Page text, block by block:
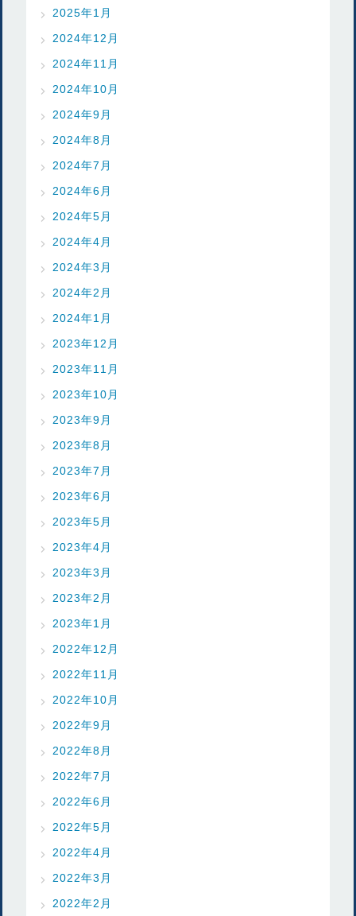
2025年1月
2024年12月
2024年11月
2024年10月
2024年9月
2024年8月
2024年7月
2024年6月
2024年5月
2024年4月
2024年3月
2024年2月
2024年1月
2023年12月
2023年11月
2023年10月
2023年9月
2023年8月
2023年7月
2023年6月
2023年5月
2023年4月
2023年3月
2023年2月
2023年1月
2022年12月
2022年11月
2022年10月
2022年9月
2022年8月
2022年7月
2022年6月
2022年5月
2022年4月
2022年3月
2022年2月